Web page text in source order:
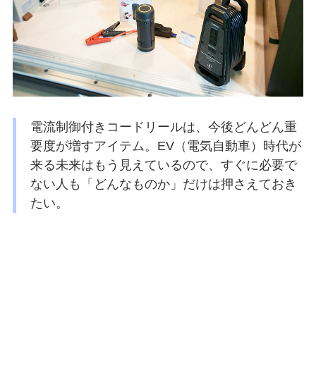
電流制御付きコードリールは、今後どんどん重
要度が増すアイテム。EV（電気自動車）時代が
来る未来はもう見えているので、すぐに必要で
ない人も「どんなものか」だけは押さえておき
たい。